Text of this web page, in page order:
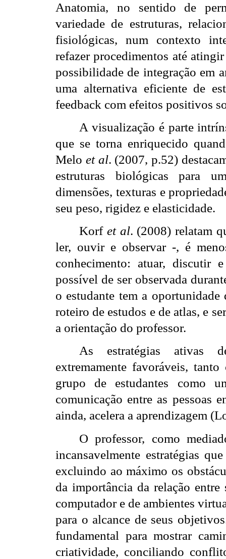
Anatomia, no sentido de
variedade de estruturas,
fisiológicas, num contexto
refazer procedimentos até
possibilidade de integração em
uma alternativa eficiente de
feedback com efeitos positivos
A visualização é parte
que se torna enriquecido
Melo et al. (2007, p.52)
estruturas biológicas para
dimensões, texturas e
seu peso, rigidez e elasticidade.
Korf et al. (2008) relatam
ler, ouvir e observar -, é
conhecimento: atuar, discutir
possível de ser observada
o estudante tem a
roteiro de estudos e de atlas, e
a orientação do professor.
As estratégias ativas
extremamente favoráveis,
grupo de estudantes como
comunicação entre as pessoas
ainda, acelera a aprendizagem
O professor, como
incansavelmente estratégias
excluindo ao máximo os
da importância da relação entre
computador e de ambientes
para o alcance de seus
fundamental para mostrar
criatividade, conciliando